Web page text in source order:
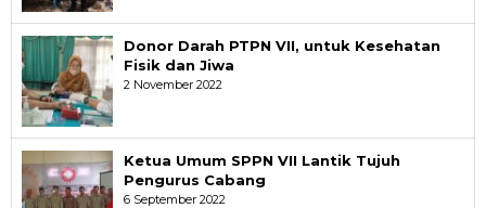
Donor Darah PTPN VII, untuk Kesehatan
Fisik dan Jiwa
2 November 2022
Ketua Umum SPPN VII Lantik Tujuh
Pengurus Cabang
6 September 2022